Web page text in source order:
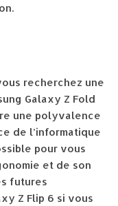
recherchez une
Galaxy Z Fold
une polyvalence
de l’informatique
pour vous
et de son
futures
Z Flip 6 si vous